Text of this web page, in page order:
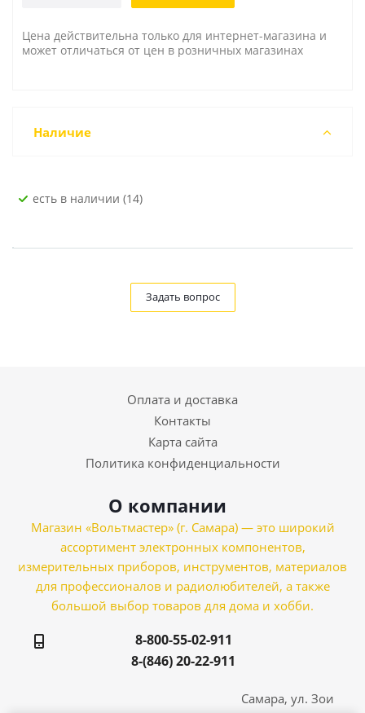
Цена действительна только для интернет-магазина и
может отличаться от цен в розничных магазинах
Наличие
Есть в наличии (14)
Задать вопрос
Оплата и доставка
Контакты
Карта сайта
Политика конфиденциальности
О компании
Магазин «Вольтмастер» (г. Самара) — это широкий
ассортимент электронных компонентов,
измерительных приборов, инструментов, материалов
для профессионалов и радиолюбителей, а также
большой выбор товаров для дома и хобби.
8-800-55-02-911
8-(846) 20-22-911
Самара, ул. Зои